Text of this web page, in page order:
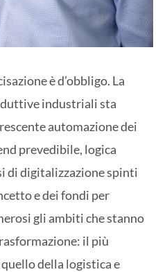
è d’obbligo. La
industriali sta
automazione dei
prevedibile, logica
di digitalizzazione spinti
e dei fondi per
gli ambiti che stanno
il più
della logistica e